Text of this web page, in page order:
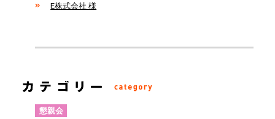
E株式会社 様
懇親会